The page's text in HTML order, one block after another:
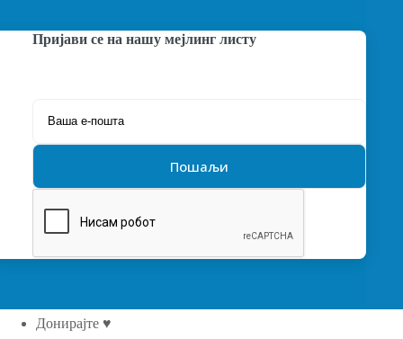
Пријави се на нашу мејлинг листу
Донирајте ♥